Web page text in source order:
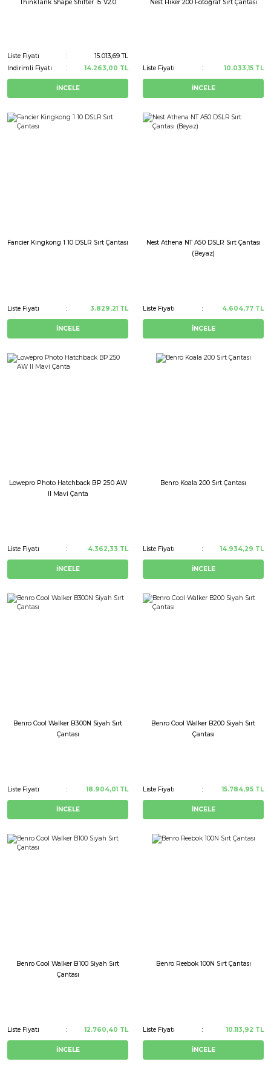
ThinkTank Shape Shifter 15 V2.0
Liste Fiyatı
15.013,69 TL
İndirimli Fiyatı
14.263,00 TL
İNCELE
Nest Hiker 200 Fotoğraf Sırt Çantası
Liste Fiyatı 10.033,15 TL
İNCELE
Fancier Kingkong 1 10 DSLR Sırt Çantası
Liste Fiyatı 3.829,21 TL
İNCELE
Nest Athena NT A50 DSLR Sırt Çantası
(Beyaz)
Liste Fiyatı 4.604,77 TL
İNCELE
Lowepro Photo Hatchback BP 250 AW
II Mavi Çanta
Liste Fiyatı 4.362,33 TL
İNCELE
Benro Koala 200 Sırt Çantası
Liste Fiyatı 14.934,29 TL
İNCELE
Benro Cool Walker B300N Siyah Sırt
Çantası
Liste Fiyatı 18.904,01 TL
İNCELE
Benro Cool Walker B200 Siyah Sırt
Çantası
Liste Fiyatı 15.784,95 TL
İNCELE
Benro Cool Walker B100 Siyah Sırt
Çantası
Liste Fiyatı 12.760,40 TL
İNCELE
Benro Reebok 100N Sırt Çantası
Liste Fiyatı 10.113,92 TL
İNCELE